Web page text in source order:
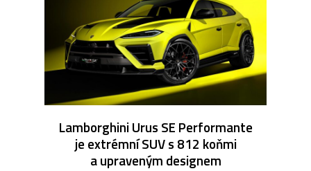
Lamborghini Urus SE Performante
je extrémní SUV s 812 koňmi
a upraveným designem